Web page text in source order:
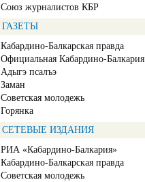
Союз журналистов КБР
ГАЗЕТЫ
Кабардино-Балкарская правда
Официальная Кабардино-Балкария
Адыгэ псалъэ
Заман
Советская молодежь
Горянка
СЕТЕВЫЕ ИЗДАНИЯ
РИА «Кабардино-Балкария»
Кабардино-Балкарская правда
Советская молодежь